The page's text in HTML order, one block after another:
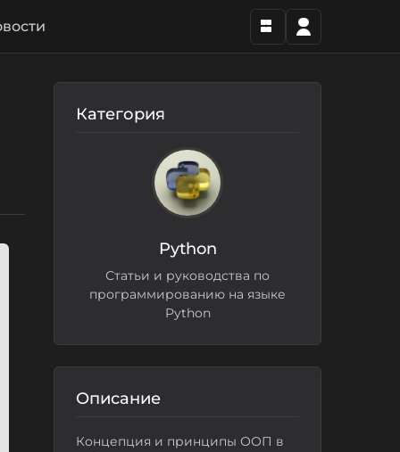
Категория
Python
Статьи и руководства по
программированию на языке
Python
Описание
Концепция и принципы ООП в